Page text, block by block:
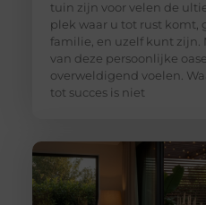
tuin zijn voor velen de
plek waar u tot rust komt,
familie, en uzelf kunt zijn.
van deze persoonlijke
overweldigend voelen.
tot succes is niet